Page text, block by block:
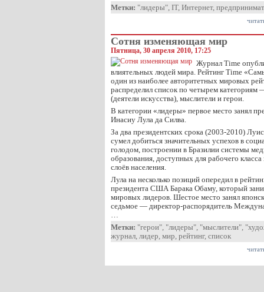
Метки: "лидеры", IT, Интернет,
Сотня изменяющая мир
Пятница, 30 апреля 2010, 17:25
Журнал Time
влиятельных людей мира. Рейтинг Time
один из наиболее авторитетных мировых
распределил список по четырем
(деятели искусства), мыслители и герои.
В категории «лидеры» первое место занял
Инасиу Лула да Силва.
За два президентских срока (2003-2010)
сумел добиться значительных успехов в
голодом, построении в Бразилии системы
образования, доступных для рабочего
слоёв населения.
Лула на несколько позиций опередил в
президента США Барака Обаму, который
мировых лидеров. Шестое место занял
седьмое — директор-распорядитель
…
Метки: "герои", "лидеры", "мыслители",
журнал, лидер, мир, рейтинг, список